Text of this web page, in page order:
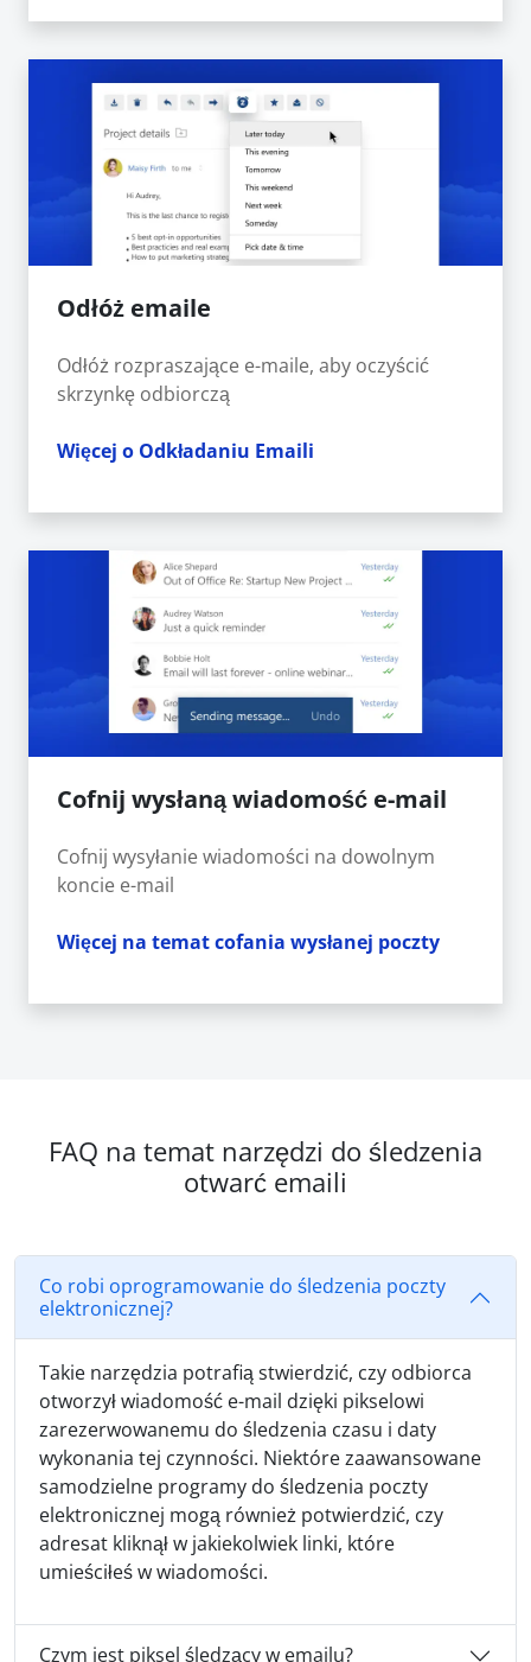
Odłóż emaile
Odłóż rozpraszające e-maile, aby oczyścić
skrzynkę odbiorczą
Więcej o Odkładaniu Emaili
Cofnij wysłaną wiadomość e-mail
Cofnij wysyłanie wiadomości na dowolnym
koncie e-mail
Więcej na temat cofania wysłanej poczty
FAQ na temat narzędzi do śledzenia
otwarć emaili
Co robi oprogramowanie do śledzenia poczty
elektronicznej?
Takie narzędzia potrafią stwierdzić, czy odbiorca
otworzył wiadomość e-mail dzięki pikselowi
zarezerwowanemu do śledzenia czasu i daty
wykonania tej czynności. Niektóre zaawansowane
samodzielne programy do śledzenia poczty
elektronicznej mogą również potwierdzić, czy
adresat kliknął w jakiekolwiek linki, które
umieściłeś w wiadomości.
Czym jest piksel śledzący w emailu?